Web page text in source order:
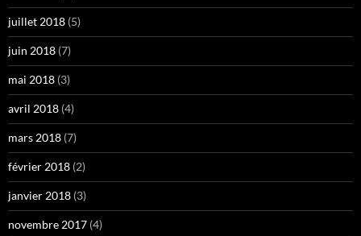
juillet 2018 (5)
juin 2018 (7)
mai 2018 (3)
avril 2018 (4)
mars 2018 (7)
février 2018 (2)
janvier 2018 (3)
novembre 2017 (4)